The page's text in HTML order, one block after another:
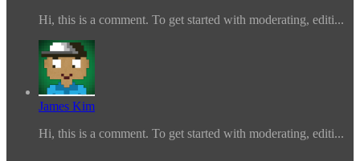
Hi, this is a comment. To get started with moderating, editi...
James Kim
Hi, this is a comment. To get started with moderating, editi...